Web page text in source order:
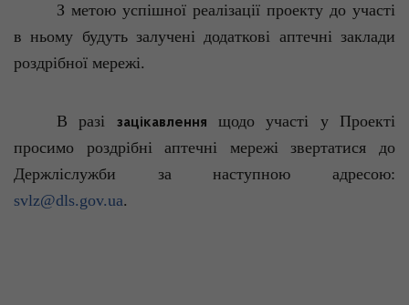
З метою успішної реалізації проекту до участі
в ньому будуть залучені додаткові аптечні заклади
роздрібної мережі.
В разі зацікавлення щодо участі у Проекті
просимо роздрібні аптечні мережі звертатися до
Держліслужби за наступною адресою:
svlz@dls.gov.ua.